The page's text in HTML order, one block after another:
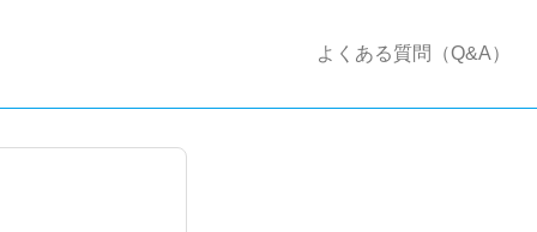
よくある質問（Q&A）